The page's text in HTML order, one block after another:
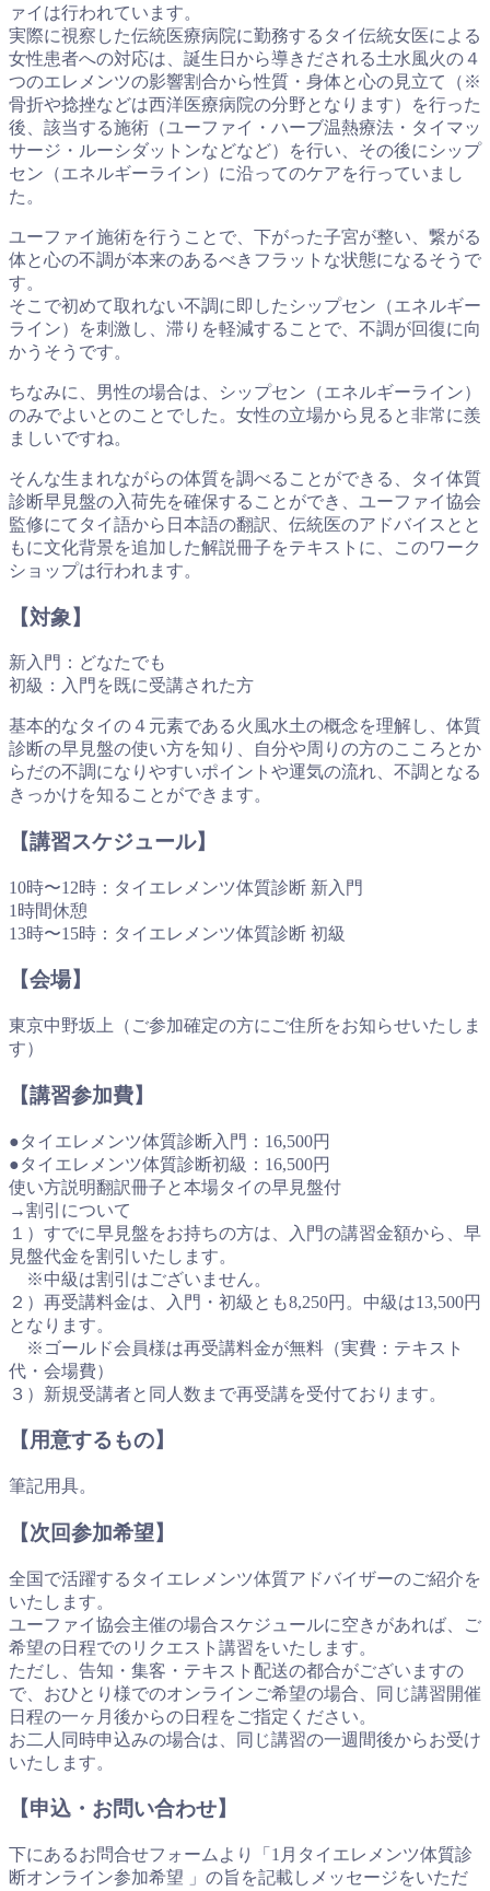
ァイは行われています。
実際に視察した伝統医療病院に勤務するタイ伝統女医による
女性患者への対応は、誕生日から導きだされる土水風火の４
つのエレメンツの影響割合から性質・身体と心の見立て（※
骨折や捻挫などは西洋医療病院の分野となります）を行った
後、該当する施術（ユーファイ・ハーブ温熱療法・タイマッ
サージ・ルーシダットンなどなど）を行い、その後にシップ
セン（エネルギーライン）に沿ってのケアを行っていまし
た。
ユーファイ施術を行うことで、下がった子宮が整い、繋がる
体と心の不調が本来のあるべきフラットな状態になるそうで
す。
そこで初めて取れない不調に即したシップセン（エネルギー
ライン）を刺激し、滞りを軽減することで、不調が回復に向
かうそうです。
ちなみに、男性の場合は、シップセン（エネルギーライン）
のみでよいとのことでした。女性の立場から見ると非常に羨
ましいですね。
そんな生まれながらの体質を調べることができる、タイ体質
診断早見盤の入荷先を確保することができ、ユーファイ協会
監修にてタイ語から日本語の翻訳、伝統医のアドバイスとと
もに文化背景を追加した解説冊子をテキストに、このワーク
ショップは行われます。
【対象】
新入門：どなたでも
初級：入門を既に受講された方
基本的なタイの４元素である火風水土の概念を理解し、体質
診断の早見盤の使い方を知り、自分や周りの方のこころとか
らだの不調になりやすいポイントや運気の流れ、不調となる
きっかけを知ることができます。
【講習スケジュール】
10時〜12時：タイエレメンツ体質診断 新入門
1時間休憩
13時〜15時：タイエレメンツ体質診断 初級
【会場】
東京中野坂上（ご参加確定の方にご住所をお知らせいたしま
す）
【講習参加費】
●タイエレメンツ体質診断入門：16,500円
●タイエレメンツ体質診断初級：16,500円
使い方説明翻訳冊子と本場タイの早見盤付
→割引について
１）すでに早見盤をお持ちの方は、入門の講習金額から、早
見盤代金を割引いたします。
※中級は割引はございません。
２）再受講料金は、入門・初級とも8,250円。中級は13,500円
となります。
※ゴールド会員様は再受講料金が無料（実費：テキスト
代・会場費）
３）新規受講者と同人数まで再受講を受付ております。
【用意するもの】
筆記用具。
【次回参加希望】
全国で活躍するタイエレメンツ体質アドバイザーのご紹介を
いたします。
ユーファイ協会主催の場合スケジュールに空きがあれば、ご
希望の日程でのリクエスト講習をいたします。
ただし、告知・集客・テキスト配送の都合がございますの
で、おひとり様でのオンラインご希望の場合、同じ講習開催
日程の一ヶ月後からの日程をご指定ください。
お二人同時申込みの場合は、同じ講習の一週間後からお受け
いたします。
【申込・お問い合わせ】
下にあるお問合せフォームより「1月タイエレメンツ体質診
断オンライン参加希望 」の旨を記載しメッセージをいただ